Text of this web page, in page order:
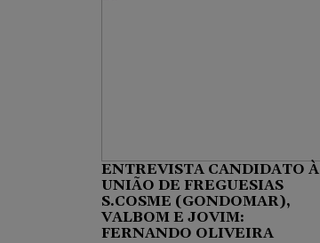
ENTREVISTA CANDIDATO À
UNIÃO DE FREGUESIAS
S.COSME (GONDOMAR),
VALBOM E JOVIM:
FERNANDO OLIVEIRA